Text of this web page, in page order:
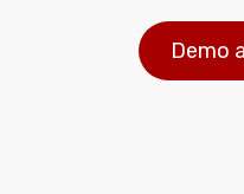
Demo